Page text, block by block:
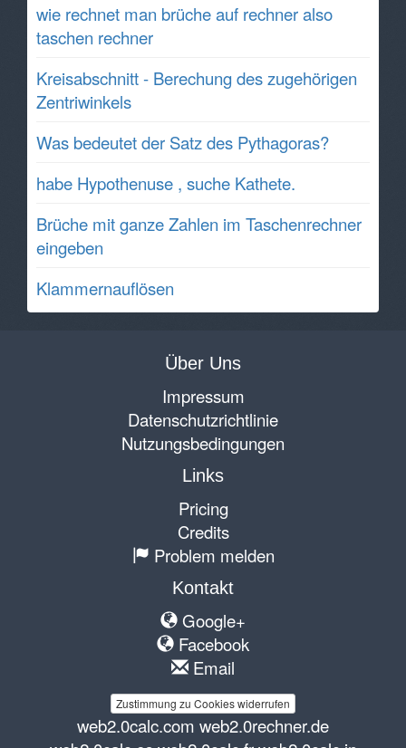
wie rechnet man brüche auf rechner also
taschen rechner
Kreisabschnitt - Berechung des zugehörigen
Zentriwinkels
Was bedeutet der Satz des Pythagoras?
habe Hypothenuse , suche Kathete.
Brüche mit ganze Zahlen im Taschenrechner
eingeben
Klammernauflösen
Über Uns
Impressum
Datenschutzrichtlinie
Nutzungsbedingungen
Links
Pricing
Credits
Problem melden
Kontakt
Google+
Facebook
Email
Zustimmung zu Cookies widerrufen
web2.0calc.com web2.0rechner.de